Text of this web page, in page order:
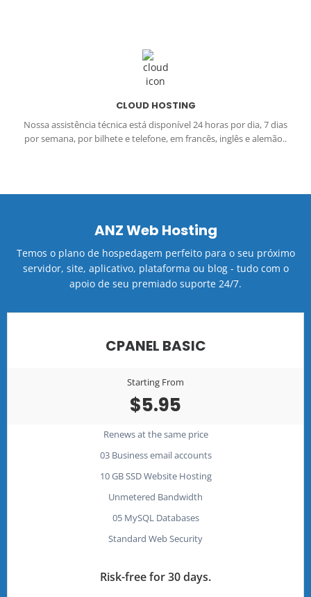
CLOUD HOSTING
Nossa assistência técnica está disponível 24 horas por dia, 7 dias
por semana, por bilhete e telefone, em francês, inglês e alemão..
ANZ Web Hosting
Temos o plano de hospedagem perfeito para o seu próximo
servidor, site, aplicativo, plataforma ou blog - tudo com o
apoio de seu premiado suporte 24/7.
CPANEL BASIC
Starting From
$5.95
Renews at the same price
03 Business email accounts
10 GB SSD Website Hosting
Unmetered Bandwidth
05 MySQL Databases
Standard Web Security
Risk-free for 30 days.